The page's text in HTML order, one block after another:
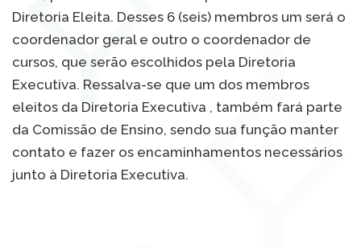
Diretoria Eleita. Desses 6 (seis) membros um será o
coordenador geral e outro o coordenador de
cursos, que serão escolhidos pela Diretoria
Executiva. Ressalva-se que um dos membros
eleitos da Diretoria Executiva , também fará parte
da Comissão de Ensino, sendo sua função manter
contato e fazer os encaminhamentos necessários
junto à Diretoria Executiva.